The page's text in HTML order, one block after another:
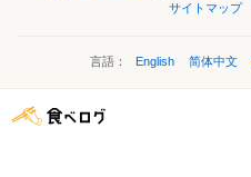
サイトマップ
言語： English 简体中文